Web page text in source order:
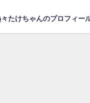
たけちゃんのプロフィー